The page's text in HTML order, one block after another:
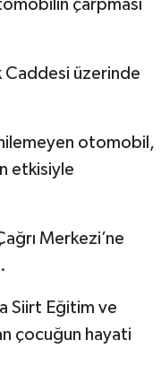
çarpması
Caddesi üzerinde
otomobil,
etkisiyle
Merkezi’ne
Siirt Eğitim ve
çocuğun hayati